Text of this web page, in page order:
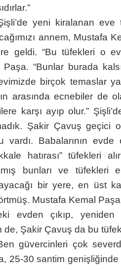
yeni kiralanan eve
annem, Mustafa
geldi. “Bu tüfekleri o
Paşa. “Bunlar burada
birçok temaslar
arasında ecnebiler de
karşı ayıp olur.”
Şakir Çavuş geçici
vardı. Babalarının
hatırası” tüfekleri
bunları ve tüfekleri
bir yere, en üst
Mustafa Kemal
evden çıkıp, yeniden
de, Şakir Çavuş da bu
güvercinleri çok
25-30 santim